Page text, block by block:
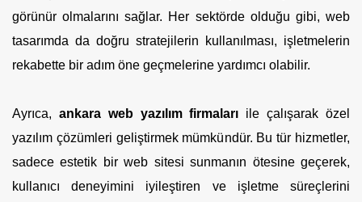
görünür olmalarını sağlar. Her sektörde olduğu gibi, web
tasarımda da doğru stratejilerin kullanılması, işletmelerin
rekabette bir adım öne geçmelerine yardımcı olabilir.
Ayrıca, ankara web yazılım firmaları ile çalışarak özel
yazılım çözümleri geliştirmek mümkündür. Bu tür hizmetler,
sadece estetik bir web sitesi sunmanın ötesine geçerek,
kullanıcı deneyimini iyileştiren ve işletme süreçlerini